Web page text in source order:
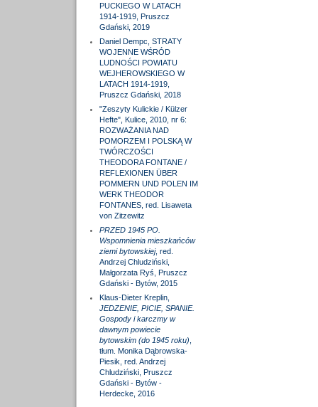
PUCKIEGO W LATACH
1914-1919, Pruszcz
Gdański, 2019
Daniel Dempc, STRATY
WOJENNE WŚRÓD
LUDNOŚCI POWIATU
WEJHEROWSKIEGO W
LATACH 1914-1919,
Pruszcz Gdański, 2018
"Zeszyty Kulickie / Külzer
Hefte", Kulice, 2010, nr 6:
ROZWAŻANIA NAD
POMORZEM I POLSKĄ W
TWÓRCZOŚCI
THEODORA FONTANE /
REFLEXIONEN ÜBER
POMMERN UND POLEN IM
WERK THEODOR
FONTANES, red. Lisaweta
von Zitzewitz
PRZED 1945 PO.
Wspomnienia mieszkańców
ziemi bytowskiej, red.
Andrzej Chludziński,
Małgorzata Ryś, Pruszcz
Gdański - Bytów, 2015
Klaus-Dieter Kreplin,
JEDZENIE, PICIE, SPANIE.
Gospody i karczmy w
dawnym powiecie
bytowskim (do 1945 roku)
tłum. Monika Dąbrowska-
Piesik, red. Andrzej
Chludziński, Pruszcz
Gdański - Bytów -
Herdecke, 2016